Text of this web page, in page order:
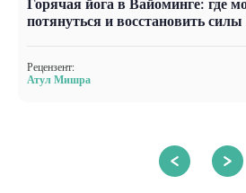
Горячая йога в Вайоминге: где
потянуться и восстановить
Рецензент:
Атул Мишра